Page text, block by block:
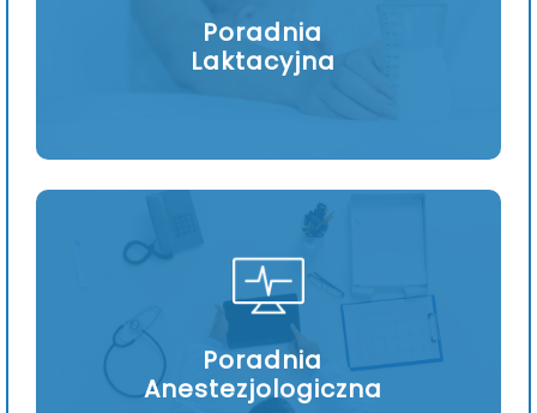
Poradnia
Laktacyjna
Poradnia
Anestezjologiczna